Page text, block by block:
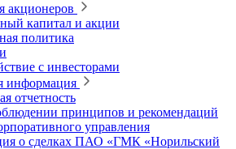
акционеров
капитал и акции
политика
с инвесторами
информация
отчетность
принципов и рекомендаций
управления
о сделках ПАО «ГМК «Норильский